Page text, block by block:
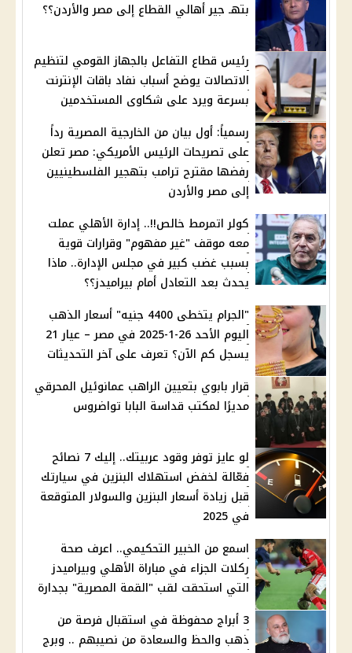
بتهـ جير أهالي القطاع إلى مصر والأردن؟؟
رئيس قطاع التفاعل بالجهاز القومي لتنظيم
الاتصالات يوضح أسباب نفاد باقات الإنترنت
بسرعة ويرد على شكاوى المستخدمين
رسمياً: أول بيان من الخارجية المصرية رداً
على تصريحات الرئيس الأمريكي: مصر تعلن
رفضها مقترح ترامب بتهجير الفلسطينيين
إلى مصر والأردن
كولر اتمرمط خالص!!.. إدارة الأهلي عملت
معه موقف "غير مفهوم" وقرارات قوية
بسبب غضب كبير في مجلس الإدارة.. ماذا
يحدث بعد التعادل أمام بيراميدز؟؟
"الجرام يتخطى 4400 جنيه" أسعار الذهب
اليوم الأحد 26-1-2025 في مصر – عيار 21
يسجل كم الآن؟ تعرف على آخر التحديثات
قرار بابوي بتعيين الراهب عمانوئيل المحرقي
مديرًا لمكتب قداسة البابا تواضروس
لو عايز توفر وقود عربيتك.. إليك 7 نصائح
فعّالة لخفض استهلاك البنزين في سيارتك
قبل زيادة أسعار البنزين والسولار المتوقعة
في 2025
اسمع من الخبير التحكيمي.. اعرف صحة
ركلات الجزاء في مباراة الأهلي وبيراميدز
التي استحقت لقب "القمة المصرية" بجدارة
3 أبراج محفوظة في استقبال فرصة من
ذهب والحظ والسعادة من نصيبهم .. وبرج